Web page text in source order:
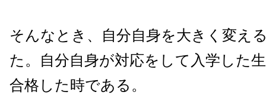
そんなとき、自分自身を大きく変え
た。自分自身が対応をして入学した
合格した時である。